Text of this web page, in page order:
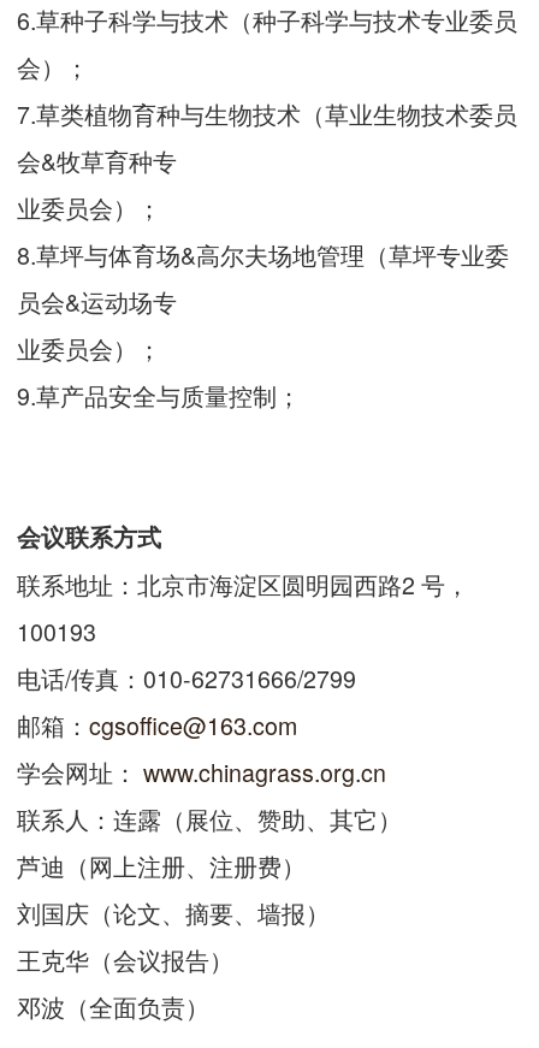
6.草种子科学与技术（种子科学与技术专业委员
会）；
7.草类植物育种与生物技术（草业生物技术委员
会&牧草育种专
业委员会）；
8.草坪与体育场&高尔夫场地管理（草坪专业委
员会&运动场专
业委员会）；
9.草产品安全与质量控制；
会议联系方式
联系地址：北京市海淀区圆明园西路2 号，
100193
电话/传真：010-62731666/2799
邮箱： cgsoffice@163.com
学会网址： www.chinagrass.org.cn
联系人：连露（展位、赞助、其它）
芦迪（网上注册、注册费）
刘国庆（论文、摘要、墙报）
王克华（会议报告）
邓波（全面负责）